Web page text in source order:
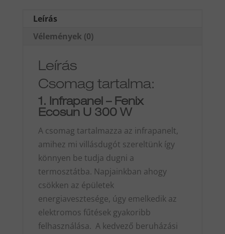
W
Leírás
Vélemények (0)
Leírás
Csomag tartalma:
1. Infrapanel – Fenix
Ecosun U 300 W
A csomag tartalmazza az infrapanelt,
amihez mi villásdugót szereltünk így
könnyen be tudja dugni a
termosztátba. Napjainkban ahogy
csökken az épületek
energiavesztesége, úgy emelkedik az
elektromos fűtések gyakoribb
felhasználása. A kedvező beruházási